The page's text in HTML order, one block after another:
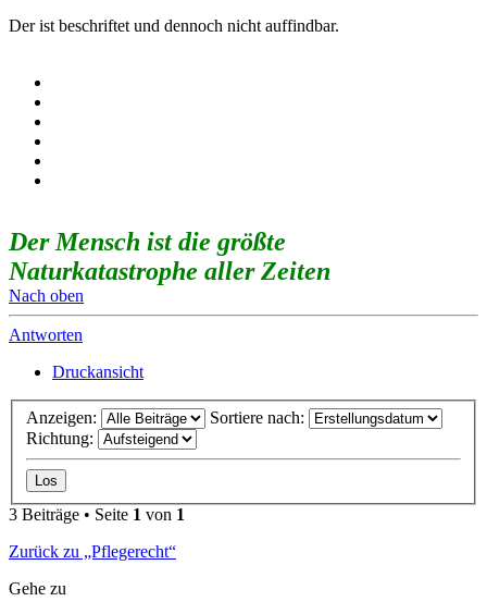
Der ist beschriftet und dennoch nicht auffindbar.
Der Mensch ist die größte
Naturkatastrophe aller Zeiten
Nach oben
Antworten
Druckansicht
Anzeigen:
Sortiere nach:
Richtung:
3 Beiträge • Seite 1 von 1
Zurück zu „Pflegerecht“
Gehe zu